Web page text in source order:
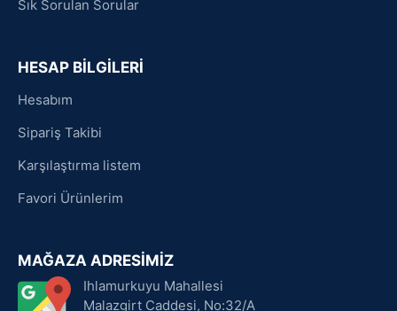
Sık Sorulan Sorular
HESAP BİLGİLERİ
Hesabım
Sipariş Takibi
Karşılaştırma listem
Favori Ürünlerim
MAĞAZA ADRESİMİZ
Ihlamurkuyu Mahallesi
Malazgirt Caddesi, No:32/A